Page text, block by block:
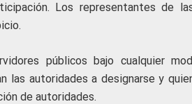
Los representantes de
públicos bajo cualquier
las autoridades a designarse y
de autoridades.